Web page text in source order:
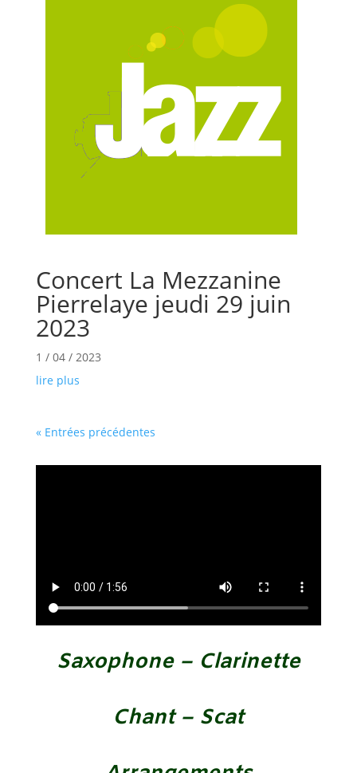
Concert La Mezzanine
Pierrelaye jeudi 29 juin
2023
1 / 04 / 2023
lire plus
« Entrées précédentes
Saxophone – Clarinette
Chant – Scat